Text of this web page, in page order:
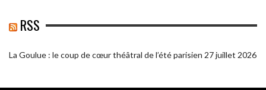
RSS
La Goulue : le coup de cœur théâtral de l’été parisien 27 juillet 2026